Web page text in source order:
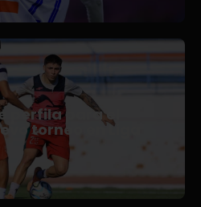
perfila para el
torneo en Liga